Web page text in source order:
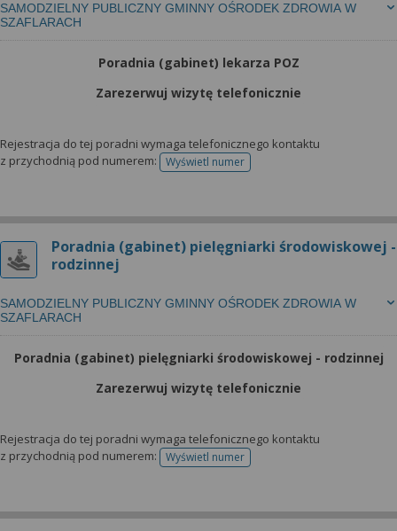
SAMODZIELNY PUBLICZNY GMINNY OŚRODEK ZDROWIA W
SZAFLARACH
Poradnia (gabinet) lekarza POZ
Zarezerwuj wizytę telefonicznie
Rejestracja do tej poradni wymaga telefonicznego kontaktu
z przychodnią pod numerem:
Wyświetl numertelefonu do rejestracji
Poradnia (gabinet) pielęgniarki środowiskowej -
rodzinnej
SAMODZIELNY PUBLICZNY GMINNY OŚRODEK ZDROWIA W
SZAFLARACH
Poradnia (gabinet) pielęgniarki środowiskowej - rodzinnej
Zarezerwuj wizytę telefonicznie
Rejestracja do tej poradni wymaga telefonicznego kontaktu
z przychodnią pod numerem:
Wyświetl numertelefonu do rejestracji